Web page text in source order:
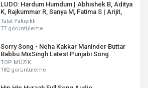
LUDO: Hardum Humdum | Abhishek B, Aditya
K, Rajkummar R, Sanya M, Fatima S | Arijit,
Pritam, Sayeed
Talat Yakışıklı
77 görüntüleme
Sorry Song - Neha Kakkar Maninder Buttar
Babbu MixSingh Latest Punjabi Song
TOP MÜZİK
182 görüntüleme